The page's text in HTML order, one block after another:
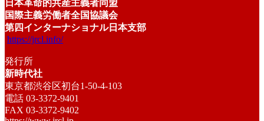
日本革命的共産主義者同盟
国際主義労働者全国協議会
第四インターナショナル日本支部
https://jrcl.info/
発行所
新時代社
東京都渋谷区初台1-50-4-103
電話 03-3372-9401
FAX 03-3372-9402